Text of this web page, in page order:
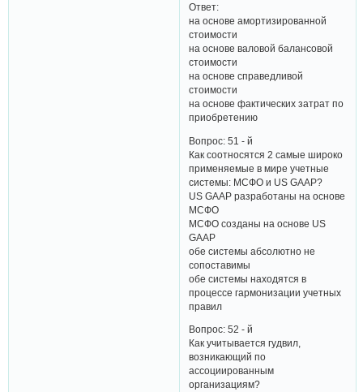
Ответ:
на основе амортизированной
стоимости
на основе валовой балансовой
стоимости
на основе справедливой
стоимости
на основе фактических затрат по
приобретению
Вопрос: 51 - й
Как соотносятся 2 самые широко
применяемые в мире учетные
системы: МСФО и US GAAP?
US GAAP разработаны на основе
МСФО
МСФО созданы на основе US
GAAP
обе системы абсолютно не
сопоставимы
обе системы находятся в
процессе гармонизации учетных
правил
Вопрос: 52 - й
Как учитывается гудвил,
возникающий по
ассоциированным
организациям?